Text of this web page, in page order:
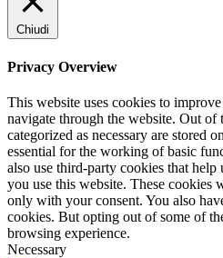
Chiudi
Privacy Overview
This website uses cookies to
navigate through the website. Out of
categorized as necessary are stored
essential for the working of basic
also use third-party cookies that help
you use this website. These cookies
only with your consent. You also
cookies. But opting out of some of
browsing experience.
Necessary